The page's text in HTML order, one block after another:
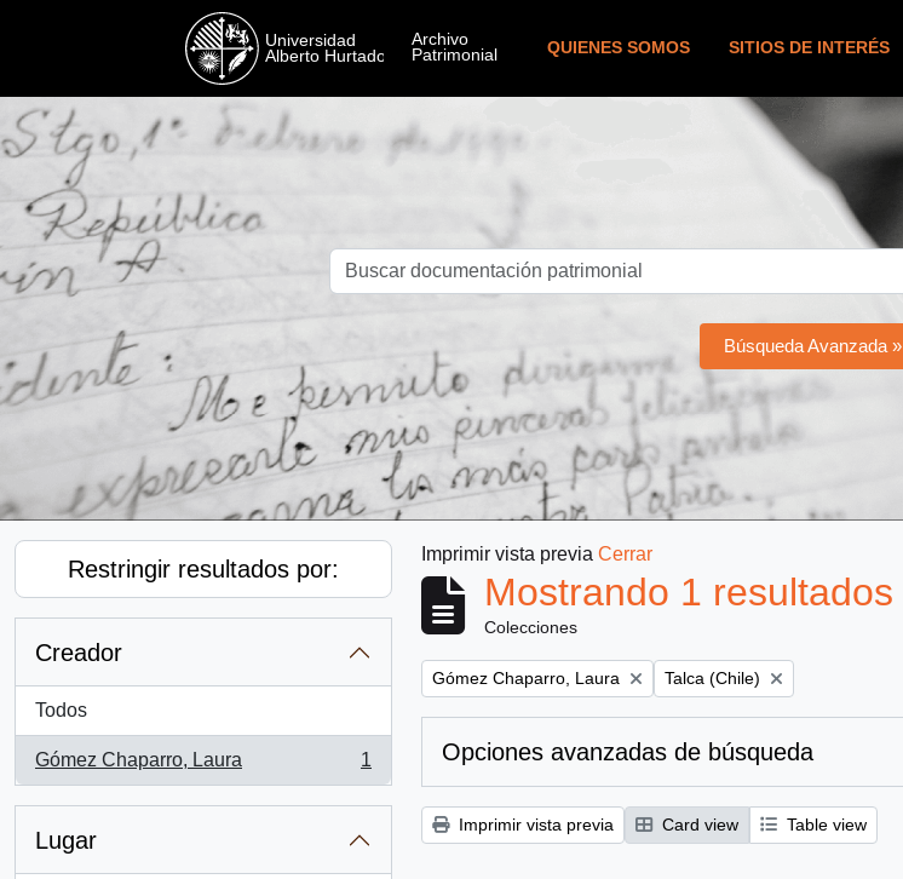
QUIENES SOMOS SITIOS DE INTERÉS
Búsqueda Avanzada »
Restringir resultados por:
Creador
Todos
Gómez Chaparro, Laura
, 1 resultados
1
Lugar
Imprimir vista previa Cerrar
Mostrando 1 resultados
Colecciones
Remove filter:
Gómez Chaparro, Laura Remove filter:
Talca (Chile)
Opciones avanzadas de búsqueda
Imprimir vista previa Card view Table view